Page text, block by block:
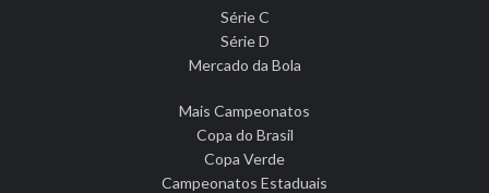
Série C
Série D
Mercado da Bola
Mais Campeonatos
Copa do Brasil
Copa Verde
Campeonatos Estaduais